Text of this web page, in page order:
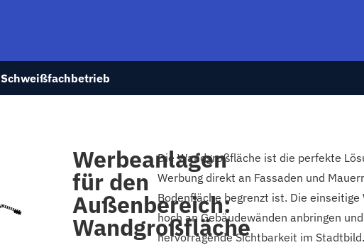
Schweißfachbetrieb
Werbeanlagen
für den
Außenbereich:
Wandgroßfläche
Die Wandgroßfläche ist die perfekte
Werbung direkt an Fassaden und
Bodenfläche begrenzt ist. Die
hoch an Gebäudewänden anbringen
hervorragende Sichtbarkeit im